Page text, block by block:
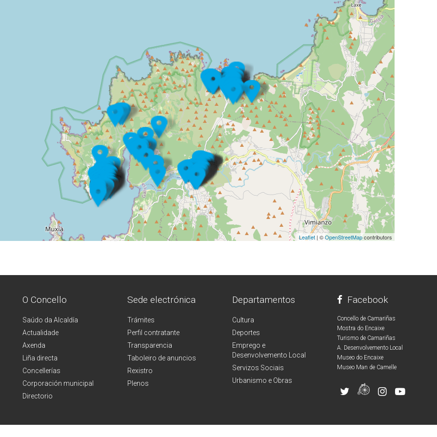
Leaflet | ©OpenStreetMapcontributors
O Concello
Saúdo da Alcaldía
Actualidade
Axenda
Liña directa
Concellerías
Corporación municipal
Directorio
Sede electrónica
Trámites
Perfil contratante
Transparencia
Taboleiro de anuncios
Rexistro
Plenos
Departamentos
Cultura
Deportes
Emprego e
Desenvolvemento Local
Servizos Sociais
Urbanismo e Obras
Facebook
Concello de Camariñas
Mostra do Encaixe
Turismo de Camariñas
A. Desenvolvemento Local
Museo do Encaixe
Museo Man de Camelle